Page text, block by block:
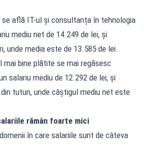
află IT-ul și consultanța în tehnologia
mediu net de 14.249 de lei, și
unde media este de 13.585 de lei.
mai bine plătite se mai regăsesc
salariu mediu de 12.292 de lei, și
tutun, unde câștigul mediu net este
rămân foarte mici
în care salariile sunt de câteva